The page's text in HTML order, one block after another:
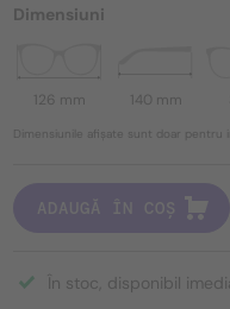
Dimensiuni
126 mm 140 mm
Dimensiunile afișate sunt doar pentru
ADAUGĂ ÎN COȘ
În stoc, disponibil